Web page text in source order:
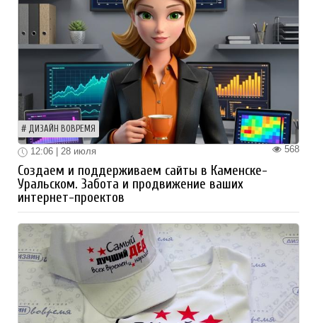
ДИЗАЙН ВОВРЕМЯ
568
12:06 | 28 июля
Создаем и поддерживаем сайты в Каменске-
Уральском. Забота и продвижение ваших
интернет-проектов